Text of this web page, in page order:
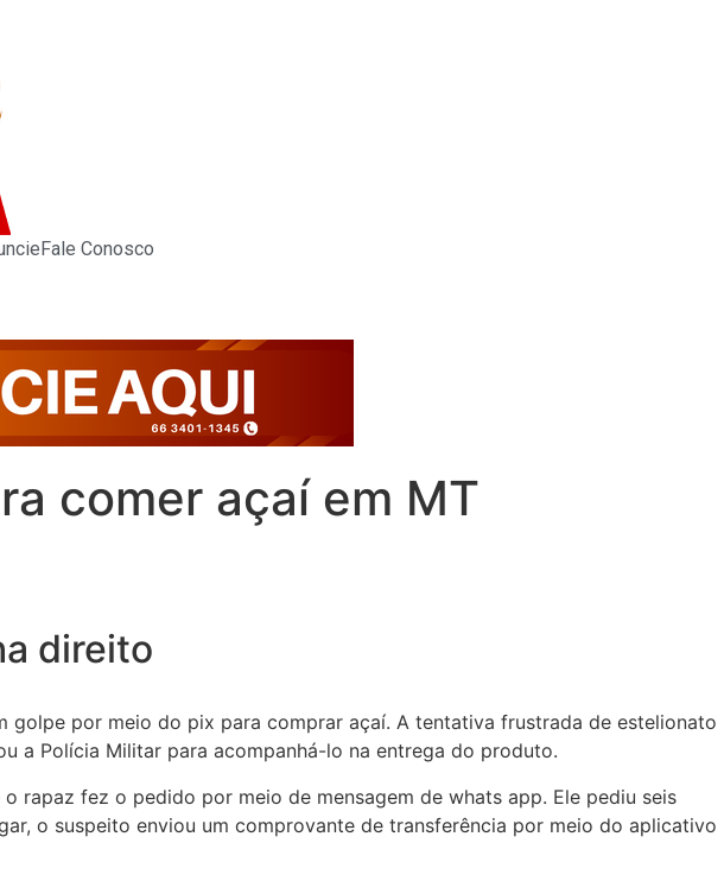
Fale Conosco
comer açaí em MT
direito
golpe por meio do pix para comprar açaí. A tentativa frustrada de estelionato
a Polícia Militar para acompanhá-lo na entrega do produto.
rapaz fez o pedido por meio de mensagem de whats app. Ele pediu seis
o suspeito enviou um comprovante de transferência por meio do aplicativo